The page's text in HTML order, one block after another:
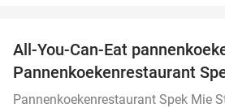
All-You-Can-Eat
Pannenkoekenrestaurant
Pannenkoekenrestaurant Spek Mie